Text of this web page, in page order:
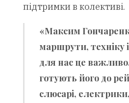
підтримки в колективі.
«Максим
маршрути, техніку
для нас це
готують його до
слюсарі,